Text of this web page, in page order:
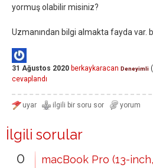
yormuş olabilir misiniz?
Uzmanından bilgi almakta fayda var.
31 Ağustos 2020 berkaykaracan Deneyimli (
cevaplandı
İlgili sorular
0
macBook Pro (13-